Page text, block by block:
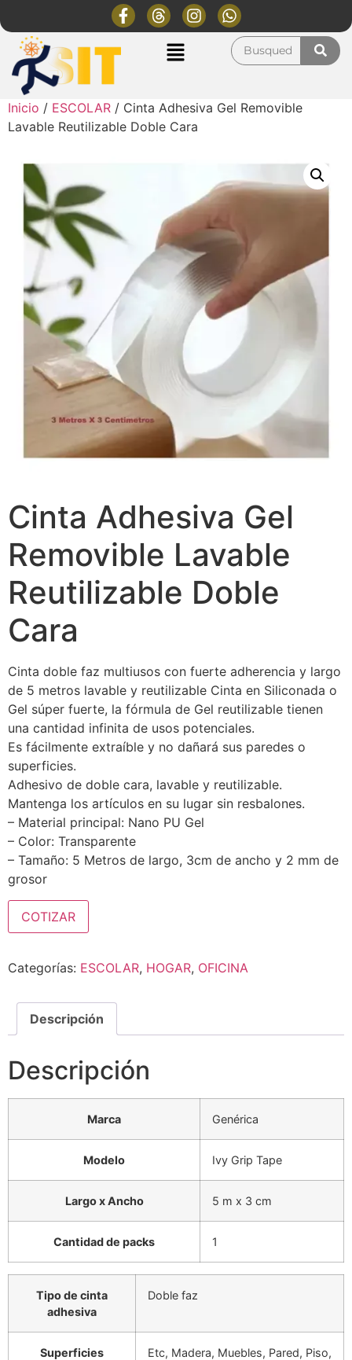
Inicio / ESCOLAR / Cinta Adhesiva Gel Removible
Lavable Reutilizable Doble Cara
Cinta Adhesiva Gel
Removible Lavable
Reutilizable Doble
Cara
Cinta doble faz multiusos con fuerte adherencia y largo
de 5 metros lavable y reutilizable Cinta en Siliconada o
Gel súper fuerte, la fórmula de Gel reutilizable tienen
una cantidad infinita de usos potenciales.
Es fácilmente extraíble y no dañará sus paredes o
superficies.
Adhesivo de doble cara, lavable y reutilizable.
Mantenga los artículos en su lugar sin resbalones.
– Material principal: Nano PU Gel
– Color: Transparente
– Tamaño: 5 Metros de largo, 3cm de ancho y 2 mm de
grosor
COTIZAR
Categorías: ESCOLAR, HOGAR, OFICINA
Descripción
Descripción
Marca Genérica
Modelo Ivy Grip Tape
Largo x Ancho 5 m x 3 cm
Cantidad de packs 1
Tipo de cinta
adhesiva
Doble faz
Superficies
Etc, Madera, Muebles, Pared, Piso,